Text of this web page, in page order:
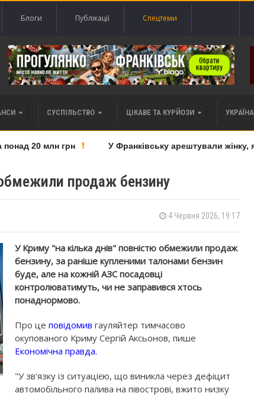
Блоги Публікації Спецтеми
СУСПІЛЬСТВО ЦІКАВЕ ТА КУРЙОЗИ
20 млн грн У Франківську арештували жінку,
продаж бензину
4 Червня 2026, 19:17
У Криму "на кілька днів" повністю обмежили продаж
бензину, за раніше купленими талонами бензин
буде, але на кожній АЗС посадовці
контролюватимуть, чи не заправився хтось
понаднормово.
Про це повідомив гауляйтер тимчасово
окупованого Криму Сергій Аксьонов, пише
Економічна правда.
"У зв'язку із ситуацією, що виникла через дефіцит
автомобільного палива на півострові, вжито низку